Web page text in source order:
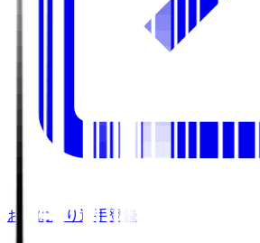
お気に入り選手登録